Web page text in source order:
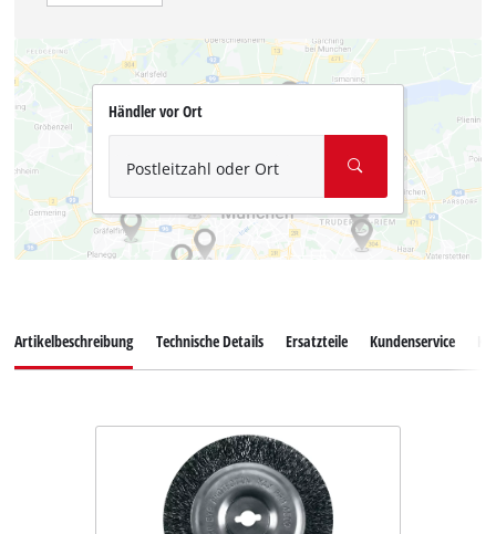
Händler vor Ort
Postleitzahl oder Ort
Artikelbeschreibung Technische Details Ersatzteile Kundenservice